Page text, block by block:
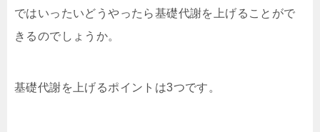
ではいったいどうやったら基礎代謝を上げることがで
きるのでしょうか。
基礎代謝を上げるポイントは3つです。